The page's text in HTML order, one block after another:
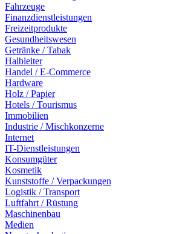
Fahrzeuge
Finanzdienstleistungen
Freizeitprodukte
Gesundheitswesen
Getränke / Tabak
Halbleiter
Handel / E-Commerce
Hardware
Holz / Papier
Hotels / Tourismus
Immobilien
Industrie / Mischkonzerne
Internet
IT-Dienstleistungen
Konsumgüter
Kosmetik
Kunststoffe / Verpackungen
Logistik / Transport
Luftfahrt / Rüstung
Maschinenbau
Medien